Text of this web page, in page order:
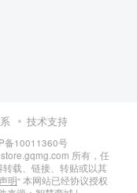
技术支持
备10011360号
所有，任
载、链接、转贴或以其
明“ 本网站已经协议授权